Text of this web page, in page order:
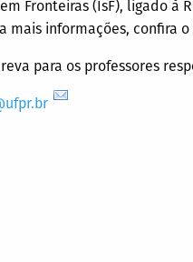
Fronteiras (IsF), ligado
mais informações, confira
para os professores